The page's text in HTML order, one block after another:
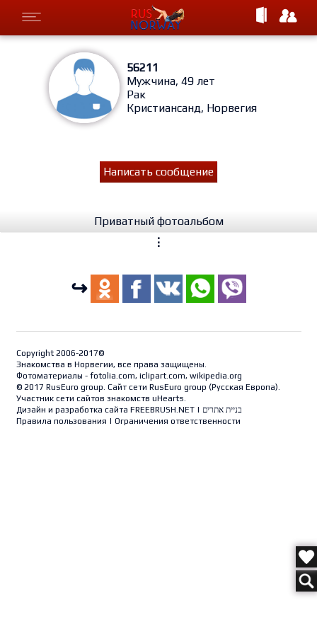
56211
Мужчина, 49 лет
Рак
Кристиансанд, Норвегия
Написать сообщение
Приватный фотоальбом
⋮
↪
Copyright 2006-2017©
Знакомства в Норвегии, все права защищены.
Фотоматериалы - fotolia.com, iclipart.com, wikipedia.org
© 2017 RusEuro group. Сайт сети RusEuro group (Русская Европа).
Участник сети сайтов знакомств uHearts.
Дизайн и разработка сайта FREEBRUSH.NET| בניית אתרים
Правила пользования | Ограничения ответственности